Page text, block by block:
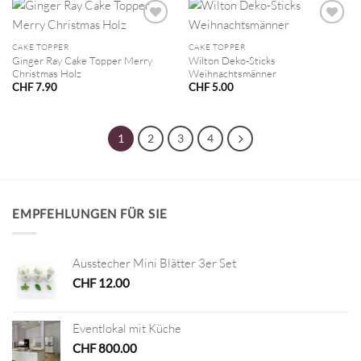
CAKE TOPPER
Ginger Ray Cake Topper Merry
Christmas Holz
CHF7.90
CAKE TOPPER
Wilton Deko-Sticks
Weihnachtsmänner
CHF5.00
1 2 3 4
EMPFEHLUNGEN FÜR SIE
Ausstecher Mini Blätter 3er Set
CHF12.00
Eventlokal mit Küche
CHF800.00